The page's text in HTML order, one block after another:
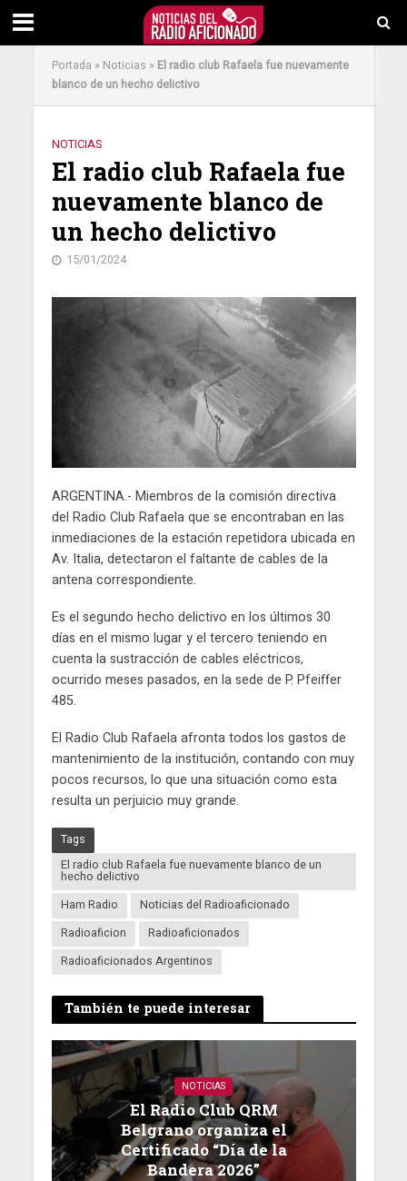
Portada » Noticias » El radio club Rafaela fue nuevamente
blanco de un hecho delictivo
NOTICIAS
El radio club Rafaela fue
nuevamente blanco de
un hecho delictivo
15/01/2024
ARGENTINA.- Miembros de la comisión directiva
del Radio Club Rafaela que se encontraban en las
inmediaciones de la estación repetidora ubicada en
Av. Italia, detectaron el faltante de cables de la
antena correspondiente.
Es el segundo hecho delictivo en los últimos 30
días en el mismo lugar y el tercero teniendo en
cuenta la sustracción de cables eléctricos,
ocurrido meses pasados, en la sede de P. Pfeiffer
485.
El Radio Club Rafaela afronta todos los gastos de
mantenimiento de la institución, contando con muy
pocos recursos, lo que una situación como esta
resulta un perjuicio muy grande.
Tags
El radio club Rafaela fue nuevamente blanco de un
hecho delictivo
Ham Radio
Noticias del Radioaficionado
Radioaficion
Radioaficionados
Radioaficionados Argentinos
También te puede interesar
NOTICIAS
El Radio Club QRM
Belgrano organiza el
Certificado “Día de la
Bandera 2026”